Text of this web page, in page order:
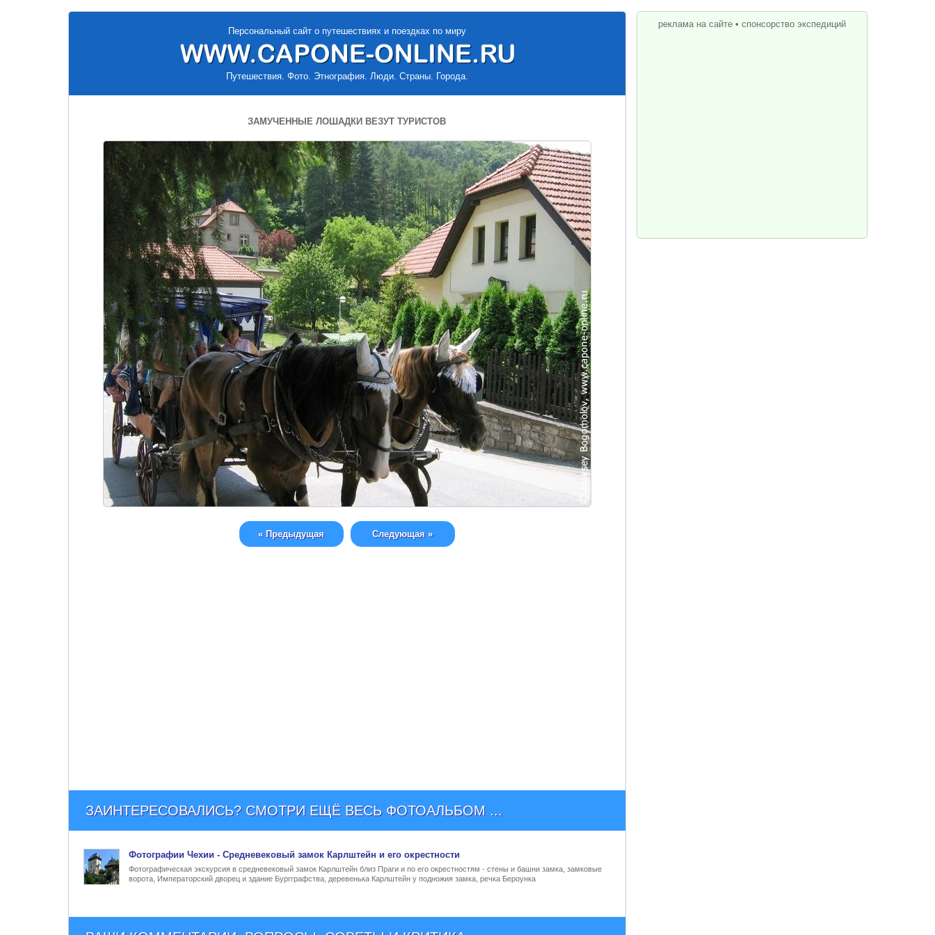
Персональный сайт о путешествиях и поездках по миру
Путешествия. Фото. Этнография. Люди. Страны. Города.
ЗАМУЧЕННЫЕ ЛОШАДКИ ВЕЗУТ ТУРИСТОВ
« Предыдущая Следующая »
ЗАИНТЕРЕСОВАЛИСЬ? СМОТРИ ЕЩЁ ВЕСЬ ФОТОАЛЬБОМ ...
Фотографии Чехии - Средневековый замок Карлштейн и его окрестности
Фотографическая экскурсия в средневековый замок Карлштейн близ Праги и по его окрестностям - стены и башни замка, замковые
ворота, Императорский дворец и здание Бургграфства, деревенька Карлштейн у подножия замка, речка Бероунка
реклама на сайте• спонсорство экспедиций